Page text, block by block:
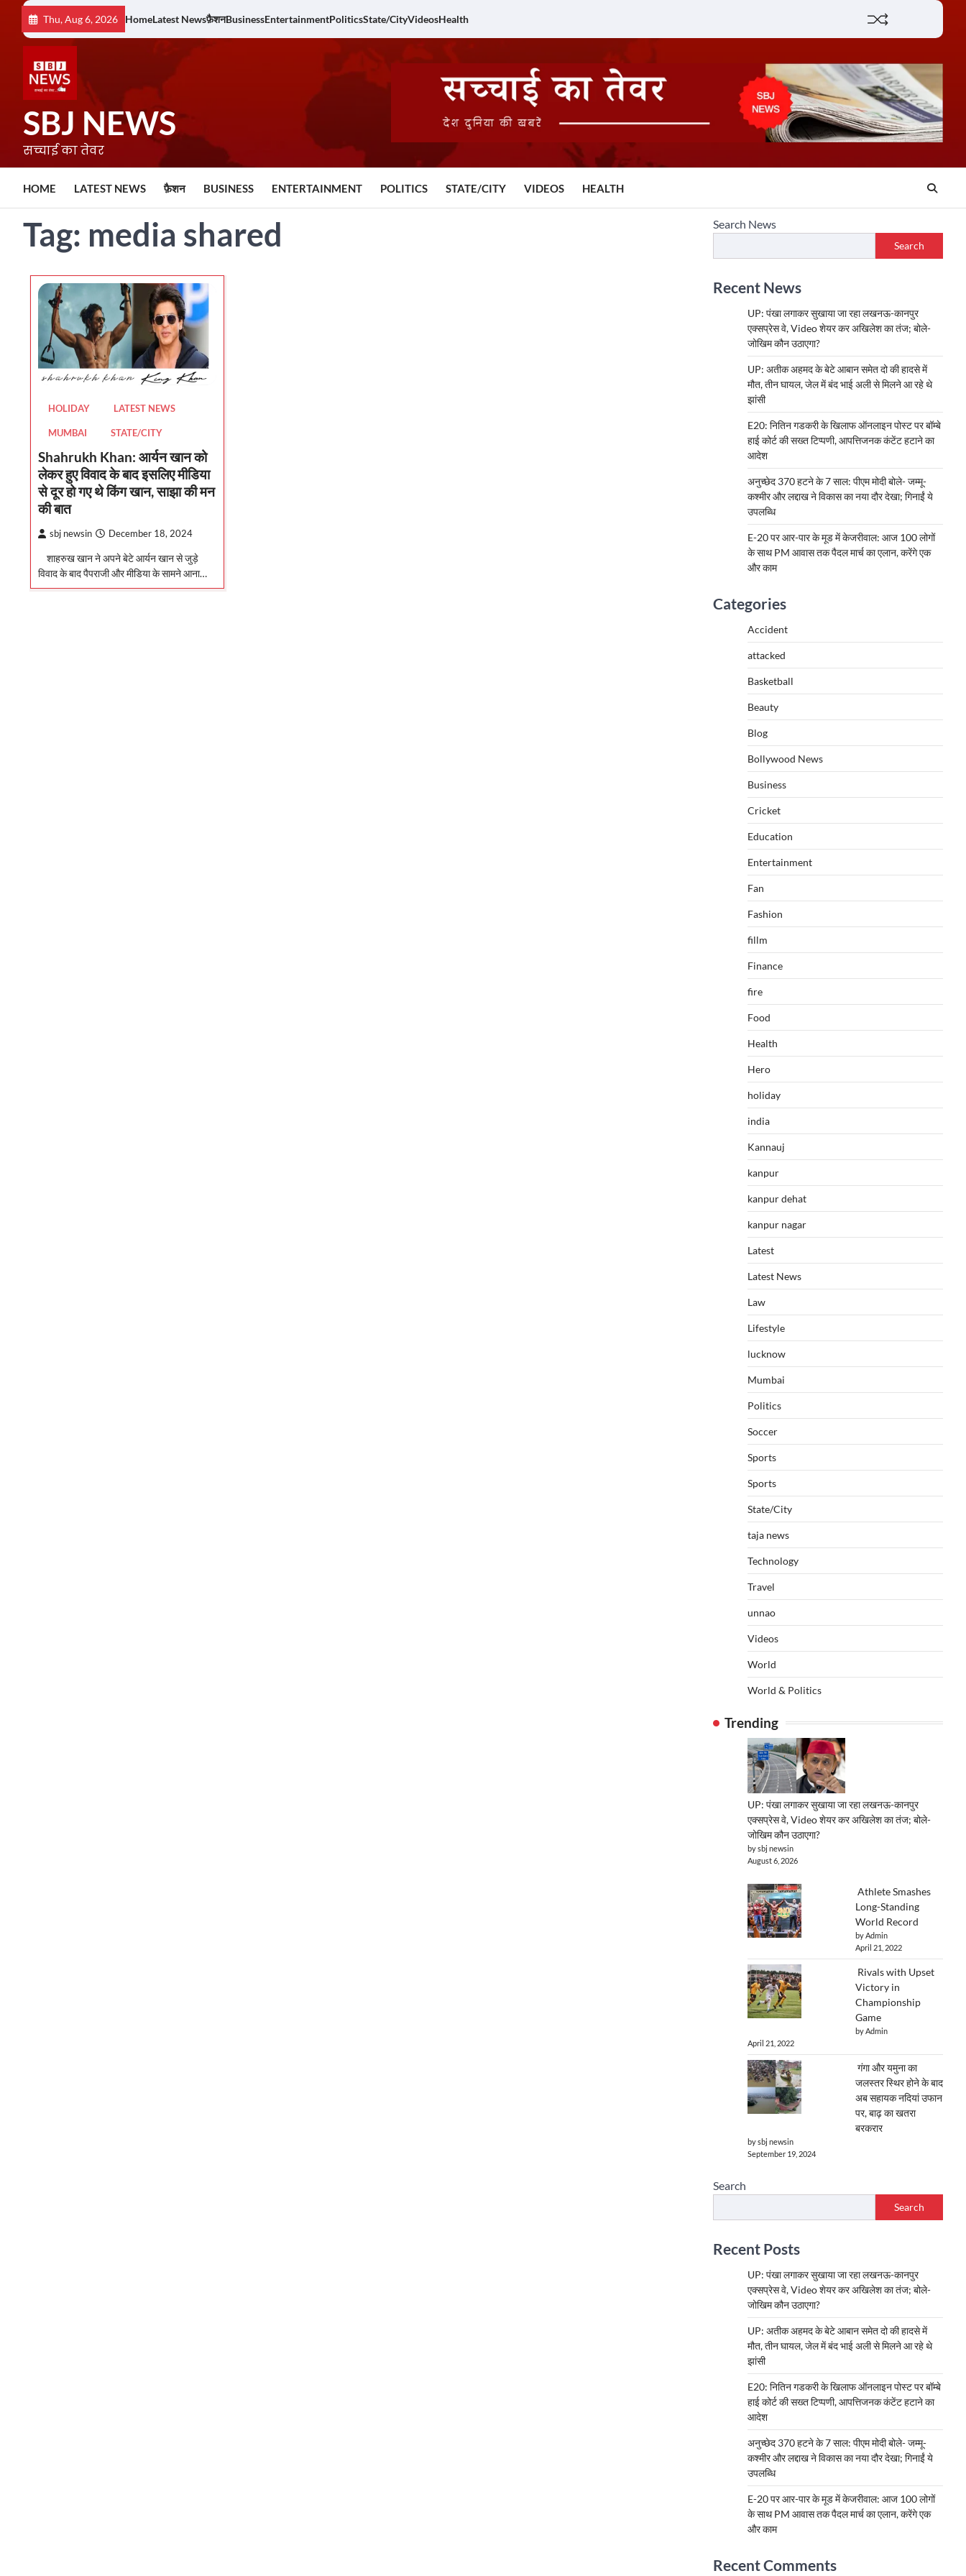
content
Thu, Aug 6, 2026 HomeLatest Newsफ़ैशनBusinessEntertainmentPoliticsState/CityVideosHealth
SBJ NEWS
सच्चाई का तेवर
HOME LATEST NEWS फ़ैशन BUSINESS ENTERTAINMENT POLITICS STATE/CITY VIDEOS HEALTH
Tag: media shared
HOLIDAY LATEST NEWS
MUMBAI STATE/CITY
Shahrukh Khan: आर्यन खान को
लेकर हुए विवाद के बाद इसलिए मीडिया
से दूर हो गए थे किंग खान, साझा की मन
की बात
sbj newsin December 18, 2024
शाहरुख खान ने अपने बेटे आर्यन खान से जुड़े
विवाद के बाद पैपराजी और मीडिया के सामने आना…
Search News
Search
Recent News
UP: पंखा लगाकर सुखाया जा रहा लखनऊ-कानपुर
एक्सप्रेस वे, Video शेयर कर अखिलेश का तंज; बोले-
जोखिम कौन उठाएगा?
UP: अतीक अहमद के बेटे आबान समेत दो की हादसे में
मौत, तीन घायल, जेल में बंद भाई अली से मिलने आ रहे थे
झांसी
E20: नितिन गडकरी के खिलाफ ऑनलाइन पोस्ट पर बॉम्बे
हाई कोर्ट की सख्त टिप्पणी, आपत्तिजनक कंटेंट हटाने का
आदेश
अनुच्छेद 370 हटने के 7 साल: पीएम मोदी बोले- जम्मू-
कश्मीर और लद्दाख ने विकास का नया दौर देखा; गिनाईं ये
उपलब्धि
E-20 पर आर-पार के मूड में केजरीवाल: आज 100 लोगों
के साथ PM आवास तक पैदल मार्च का एलान, करेंगे एक
और काम
Categories
Accident
attacked
Basketball
Beauty
Blog
Bollywood News
Business
Cricket
Education
Entertainment
Fan
Fashion
fillm
Finance
fire
Food
Health
Hero
holiday
india
Kannauj
kanpur
kanpur dehat
kanpur nagar
Latest
Latest News
Law
Lifestyle
lucknow
Mumbai
Politics
Soccer
Sports
Sports
State/City
taja news
Technology
Travel
unnao
Videos
World
World & Politics
Trending
UP: पंखा लगाकर सुखाया जा रहा लखनऊ-कानपुर
एक्सप्रेस वे, Video शेयर कर अखिलेश का तंज; बोले-
जोखिम कौन उठाएगा?
by sbj newsin
August 6, 2026
Athlete Smashes
Long-Standing
World Record
by Admin
April 21, 2022
Rivals with Upset
Victory in
Championship
Game
by Admin
April 21, 2022
गंगा और यमुना का
जलस्तर स्थिर होने के बाद
अब सहायक नदियां उफान
पर, बाढ़ का खतरा
बरकरार
by sbj newsin
September 19, 2024
Search
Search
Recent Posts
UP: पंखा लगाकर सुखाया जा रहा लखनऊ-कानपुर
एक्सप्रेस वे, Video शेयर कर अखिलेश का तंज; बोले-
जोखिम कौन उठाएगा?
UP: अतीक अहमद के बेटे आबान समेत दो की हादसे में
मौत, तीन घायल, जेल में बंद भाई अली से मिलने आ रहे थे
झांसी
E20: नितिन गडकरी के खिलाफ ऑनलाइन पोस्ट पर बॉम्बे
हाई कोर्ट की सख्त टिप्पणी, आपत्तिजनक कंटेंट हटाने का
आदेश
अनुच्छेद 370 हटने के 7 साल: पीएम मोदी बोले- जम्मू-
कश्मीर और लद्दाख ने विकास का नया दौर देखा; गिनाईं ये
उपलब्धि
E-20 पर आर-पार के मूड में केजरीवाल: आज 100 लोगों
के साथ PM आवास तक पैदल मार्च का एलान, करेंगे एक
और काम
Recent Comments